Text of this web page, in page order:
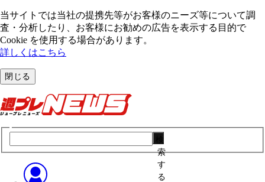
当サイトでは当社の提携先等がお客様のニーズ等について調
査・分析したり、お客様にお勧めの広告を表⽰する⽬的で
Cookie を使⽤する場合があります。
詳しくはこちら
閉じる
索
す
る